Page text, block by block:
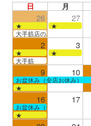
日 月
26 27
★ ★
大手筋店のみ営業
2 3
★ ★
大手筋
9 10
お盆休み（全店お休み）
★
16 17
お盆休み（全店お休み）
★